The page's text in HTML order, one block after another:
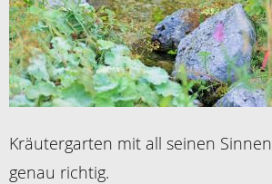
Kräutergarten mit all seinen
genau richtig.